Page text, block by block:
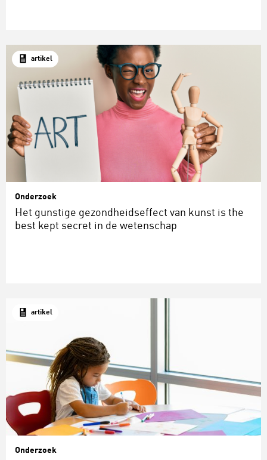
artikel
Onderzoek
Het gunstige gezondheidseffect van kunst is the
best kept secret in de wetenschap
artikel
Onderzoek